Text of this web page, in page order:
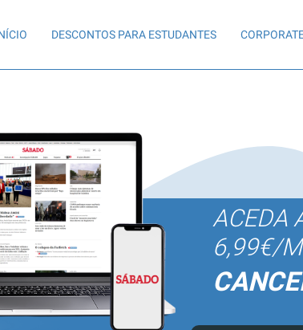
DESCONTOS PARA ESTUDANTES
ACEDA
6,99€/